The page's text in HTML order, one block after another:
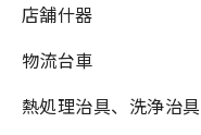
店舗什器
物流台車
熱処理治具、洗浄治具